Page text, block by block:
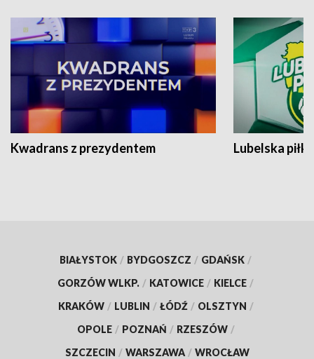
Kwadrans z prezydentem Lubelska piłka
BIAŁYSTOK / BYDGOSZCZ / GDAŃSK /
GORZÓW WLKP. / KATOWICE / KIELCE /
KRAKÓW / LUBLIN / ŁÓDŹ / OLSZTYN /
OPOLE / POZNAŃ / RZESZÓW /
SZCZECIN / WARSZAWA / WROCŁAW